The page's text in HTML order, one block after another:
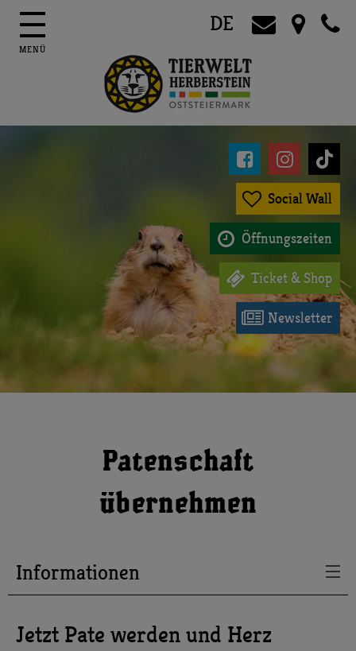
DE
  
 Social Wall
 Öffnungszeiten
 Ticket & Shop
 Newsletter
Patenschaft
übernehmen
Informationen
Jetzt Pate werden und Herz